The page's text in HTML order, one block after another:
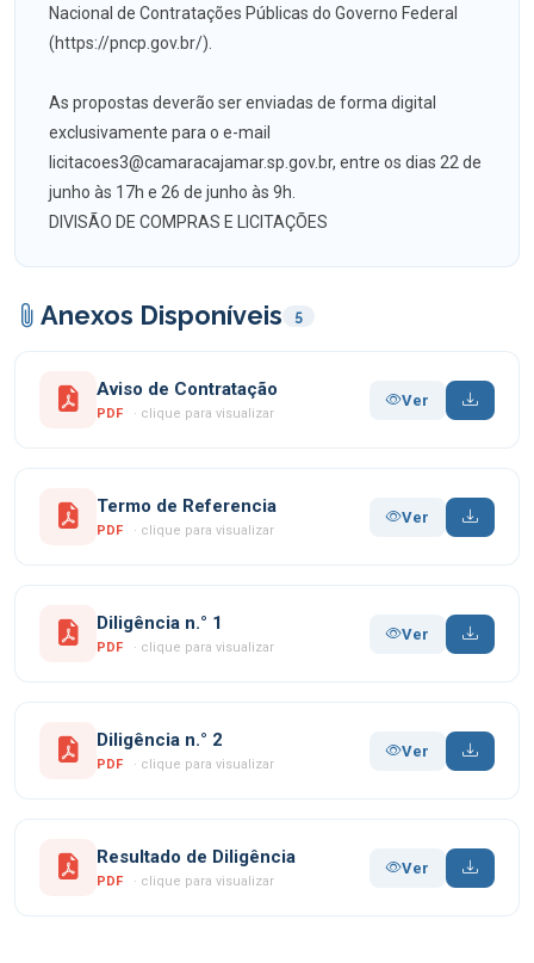
Nacional de Contratações Públicas do Governo Federal
(https://pncp.gov.br/).
As propostas deverão ser enviadas de forma digital
exclusivamente para o e-mail
licitacoes3@camaracajamar.sp.gov.br, entre os dias 22 de
junho às 17h e 26 de junho às 9h.
DIVISÃO DE COMPRAS E LICITAÇÕES
Anexos Disponíveis 5
Aviso de Contratação
PDF · clique para visualizar
Ver
Termo de Referencia
PDF · clique para visualizar
Ver
Diligência n.° 1
PDF · clique para visualizar
Ver
Diligência n.° 2
PDF · clique para visualizar
Ver
Resultado de Diligência
PDF · clique para visualizar
Ver